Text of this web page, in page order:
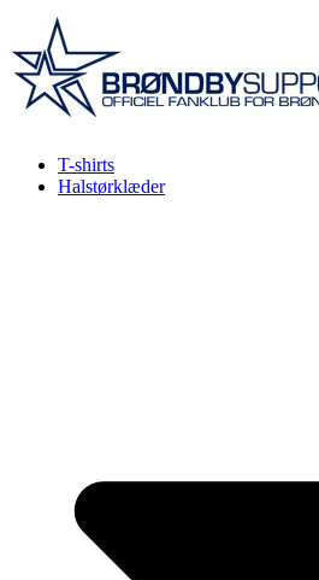
Videre
indhold
T-shirts
Halstørklæder